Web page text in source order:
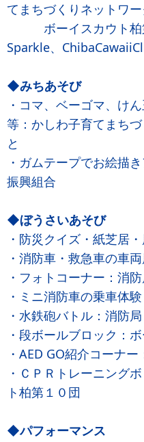
てまちづくりネットワー
ボーイスカウト柏第
Sparkle、
◆みちあそび
・コマ、ベーゴマ、け
等：かしわ子育てまち
と
・ガムテープでお絵描
振興組合
◆ぼうさいあそび
・防災クイズ・紙芝居
・消防車・救急車の車
・フォトコーナー：消
・ミニ消防車の乗車体
・水鉄砲バトル：消防
・段ボールブロック：
・AED GO紹介コーナ
・ＣＰＲトレーニング
ト柏第１０団
◆パフォーマンス